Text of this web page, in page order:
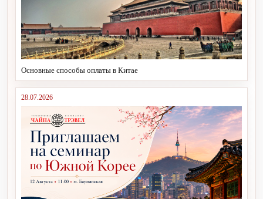
Основные способы оплаты в Китае
28.07.2026